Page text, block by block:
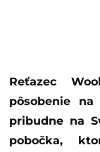
Reťazec Woolworth naďalej rozširuje svoje
pôsobenie
pribudne na
pobočka,